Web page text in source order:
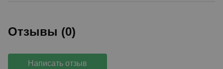
Отзывы (0)
Написать отзыв